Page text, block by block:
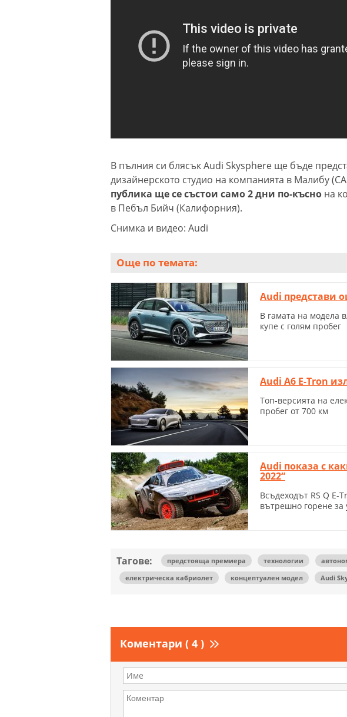
В пълния си блясък Audi Skysphere ще бъде
дизайнерското студио на компанията в Малибу
публика ще се състои само 2 дни по-късно на
в Пебъл Бийч (Калифорния).
Снимка и видео: Audi
Още по темата:
Audi представи
В гамата на модела
купе с голям пробег
Audi A6 E-Tron
Топ-версията на
пробег от 700 км
Audi показа с
2022“
Всъдеходът RS Q E-
вътрешно горене за
Тагове: предстояща премиера технологии
електрическа кабриолет
концептуален модел Audi
Коментари ( 4 )